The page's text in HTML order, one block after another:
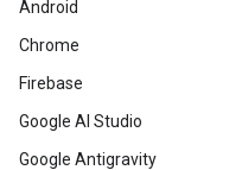
Android
Chrome
Firebase
Google AI Studio
Google Antigravity